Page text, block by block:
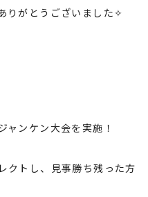
りがとうございました✧
ャンケン大会を実施！
クトし、見事勝ち残った方